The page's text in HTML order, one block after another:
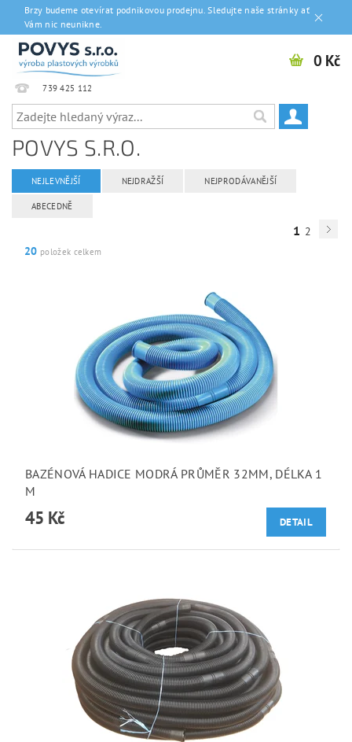
Brzy budeme otevírat podnikovou prodejnu. Sledujte naše stránky ať
Vám nic neunikne.
739 425 112
0 Kč
POVYS S.R.O.
NEJLEVNĚJŠÍ NEJDRAŽŠÍ NEJPRODÁVANĚJŠÍ
ABECEDNĚ
1 2
20 položek celkem
BAZÉNOVÁ HADICE MODRÁ PRŮMĚR 32MM, DÉLKA 1
M
45 Kč DETAIL